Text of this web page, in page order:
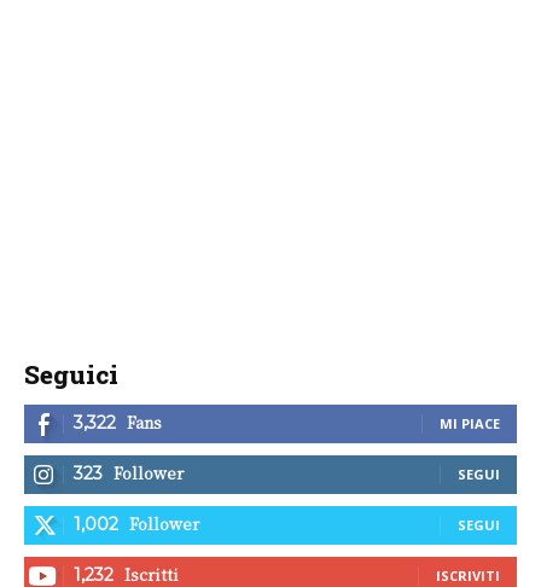
Seguici
3,322 Fans MI PIACE
323 Follower SEGUI
1,002 Follower SEGUI
1,232 Iscritti ISCRIVITI